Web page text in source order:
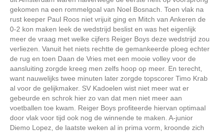
gekomen na een rommelgoal van Noel Bosnach. Toen vlak na
rust keeper Paul Roos niet vrijuit ging en Mitch van Ankeren de
0-2 kon maken leek de wedstrijd beslist en was het eigenlijk
meer de vraag met welke cijfers Reiger Boys deze wedstrijd zou
verliezen. Vanuit het niets rechtte de gemankeerde ploeg echter
de rug en toen Daan de Vries met een mooie volley voor de
aansluiting zorgde kreeg men zelfs hoop op meer. En terecht,
want nauwelijks twee minuten later zorgde topscorer Timo Krab
al voor de gelijkmaker. SV Kadoelen wist niet meer wat er
gebeurde en schrok hier zo van dat men niet meer aan
voetballen toe kwam. Reiger Boys profiteerde hiervan optimaal
door vlak voor tijd ook nog de winnende te maken. A-junior
Diemo Lopez, de laatste weken al in prima vorm, kroonde zich